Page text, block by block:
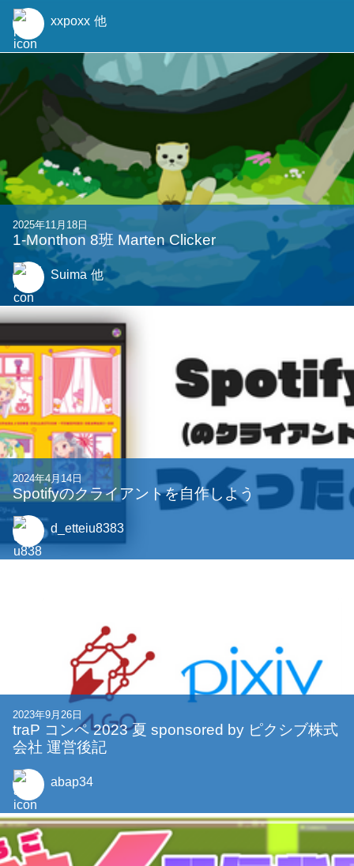
xxpoxx 他
2025年11月18日
1-Monthon 8班 Marten Clicker
Suima 他
2024年4月14日
Spotifyのクライアントを自作しよう
d_etteiu8383
2023年9月26日
traP コンペ 2023 夏 sponsored by ピクシブ株式
会社 運営後記
abap34